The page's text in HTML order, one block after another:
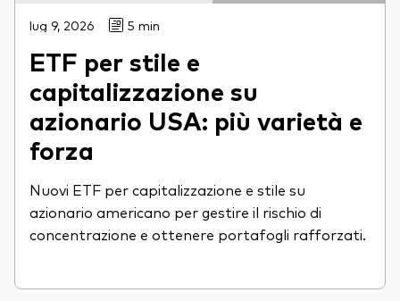
lug 9, 2026 5 min
ETF per stile e
capitalizzazione su
azionario USA: più varietà e
forza
Nuovi ETF per capitalizzazione e stile su
azionario americano per gestire il rischio di
concentrazione e ottenere portafogli rafforzati.